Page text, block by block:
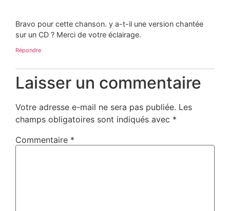
Bravo pour cette chanson. y a-t-il une version chantée
sur un CD ? Merci de votre éclairage.
Répondre
Laisser un commentaire
Votre adresse e-mail ne sera pas publiée. Les
champs obligatoires sont indiqués avec *
Commentaire *